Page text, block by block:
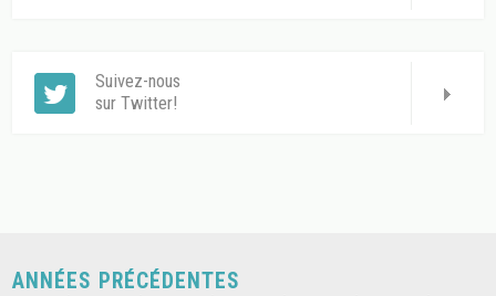
Suivez-nous
sur Twitter!
ANNÉES PRÉCÉDENTES